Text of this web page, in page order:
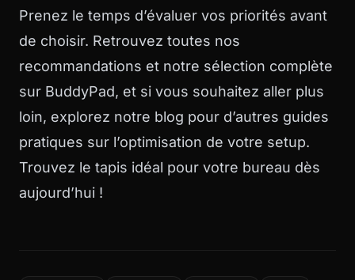
Prenez le temps d’évaluer vos priorités avant
de choisir. Retrouvez toutes nos
recommandations et notre sélection complète
sur BuddyPad, et si vous souhaitez aller plus
loin, explorez notre blog pour d’autres guides
pratiques sur l’optimisation de votre setup.
Trouvez le tapis idéal pour votre bureau dès
aujourd’hui !